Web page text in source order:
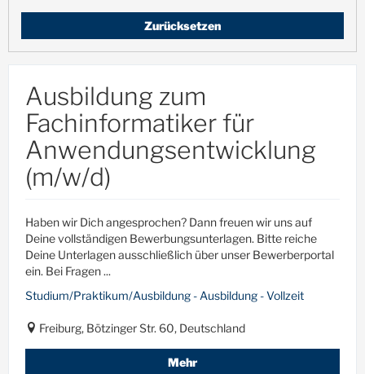
Zurücksetzen
Ausbildung zum
Fachinformatiker für
Anwendungsentwicklung
(m/w/d)
Haben wir Dich angesprochen? Dann freuen wir uns auf
Deine vollständigen Bewerbungsunterlagen. Bitte reiche
Deine Unterlagen ausschließlich über unser Bewerberportal
ein. Bei Fragen ...
Studium/Praktikum/Ausbildung - Ausbildung - Vollzeit
Freiburg, Bötzinger Str. 60, Deutschland
Mehr